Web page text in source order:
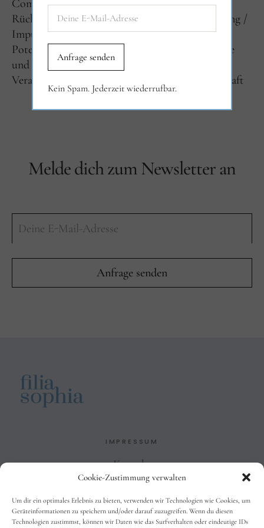
Cookie-Zustimmung verwalten
Um dir ein optimales Erlebnis zu bieten, verwenden wir Technologien wie Cookies, um
Geräteinformationen zu speichern und/oder darauf zuzugreifen. Wenn du diesen
Technologien zustimmst, können wir Daten wie das Surfverhalten oder eindeutige IDs
Community und Netzwerk
Erfahrungen und
Rückblicke
Filiasophia-Fibel
Herz und Heilung
Impulse
Interviews
Newsletter
Potenzialentwicklung und Berufung
Selbstliebe
und Beziehungen
Über Filiasophia
Veranstaltungen
Verantwortung und Gesellschaft
Melde dich zum Newsletter an
IMPRESSUM
Kontakt
Impressum
Datenschutzbelehrung
AGB
Kein Spam. Jederzeit wiederrufbar.